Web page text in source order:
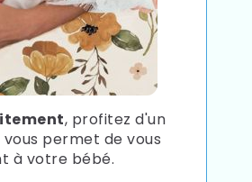
, profitez d'un
permet de vous
à votre bébé.